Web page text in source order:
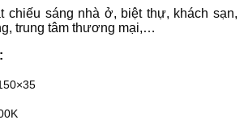
chiếu sáng nhà ở, biệt thự, khách sạn,
trung tâm thương mại,…